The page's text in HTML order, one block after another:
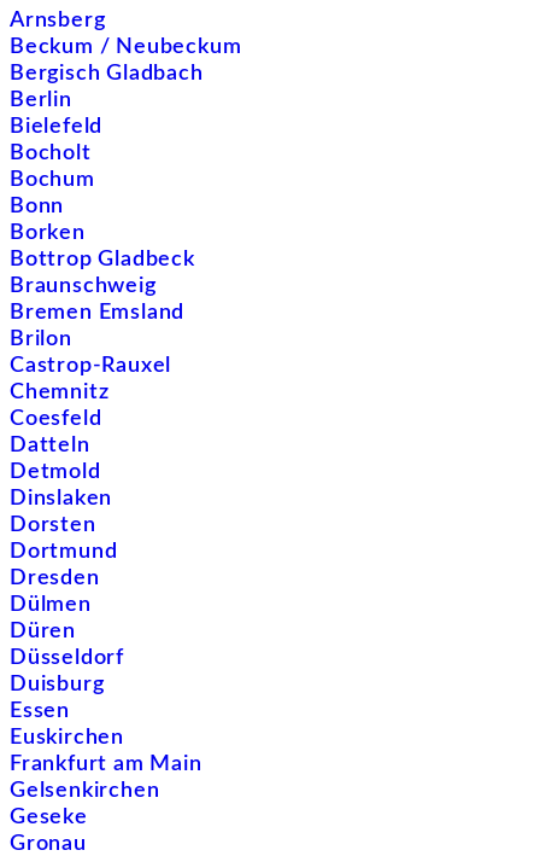
Arnsberg
Beckum / Neubeckum
Bergisch Gladbach
Berlin
Bielefeld
Bocholt
Bochum
Bonn
Borken
Bottrop Gladbeck
Braunschweig
Bremen Emsland
Brilon
Castrop-Rauxel
Chemnitz
Coesfeld
Datteln
Detmold
Dinslaken
Dorsten
Dortmund
Dresden
Dülmen
Düren
Düsseldorf
Duisburg
Essen
Euskirchen
Frankfurt am Main
Gelsenkirchen
Geseke
Gronau